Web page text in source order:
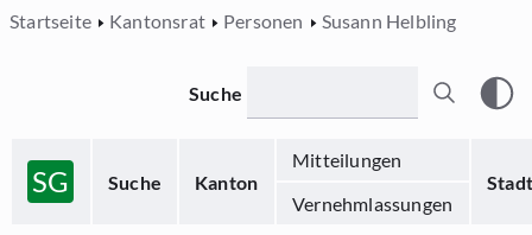
Startseite Kantonsrat Personen Susann Helbling
SG Suche Kanton
Mitteilungen
Stadt
Vernehmlassungen
Suche